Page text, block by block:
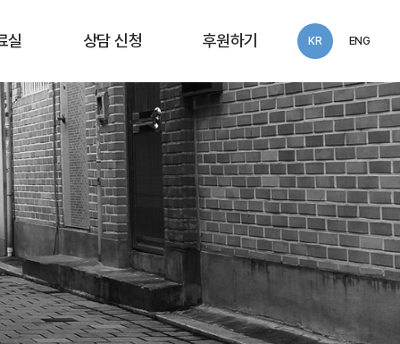
실
보고서
세미나
구
자료
상담 신청
화우공익법률센터
상담 신청
후원하기 KR ENG